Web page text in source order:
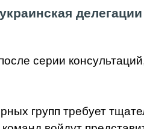
серии
групп требует